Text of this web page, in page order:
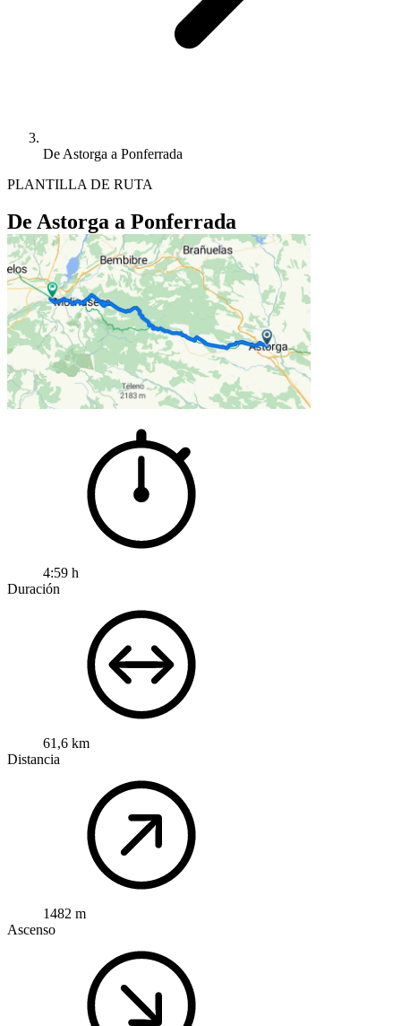
De Astorga a Ponferrada
PLANTILLA DE RUTA
De Astorga a Ponferrada
4:59 h
Duración
61,6 km
Distancia
1482 m
Ascenso